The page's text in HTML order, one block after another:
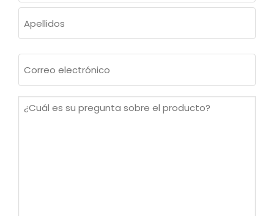
Nombre
electrónico
¿Cuál